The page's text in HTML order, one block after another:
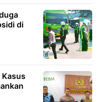
di
Kasus